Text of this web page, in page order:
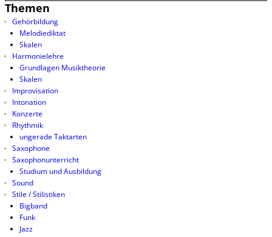
Themen
Gehörbildung
Melodiediktat
Skalen
Harmonielehre
Grundlagen Musiktheorie
Skalen
Improvisation
Intonation
Konzerte
Rhythmik
ungerade Taktarten
Saxophone
Saxophonunterricht
Studium und Ausbildung
Sound
Stile / Stilistiken
Bigband
Funk
Jazz